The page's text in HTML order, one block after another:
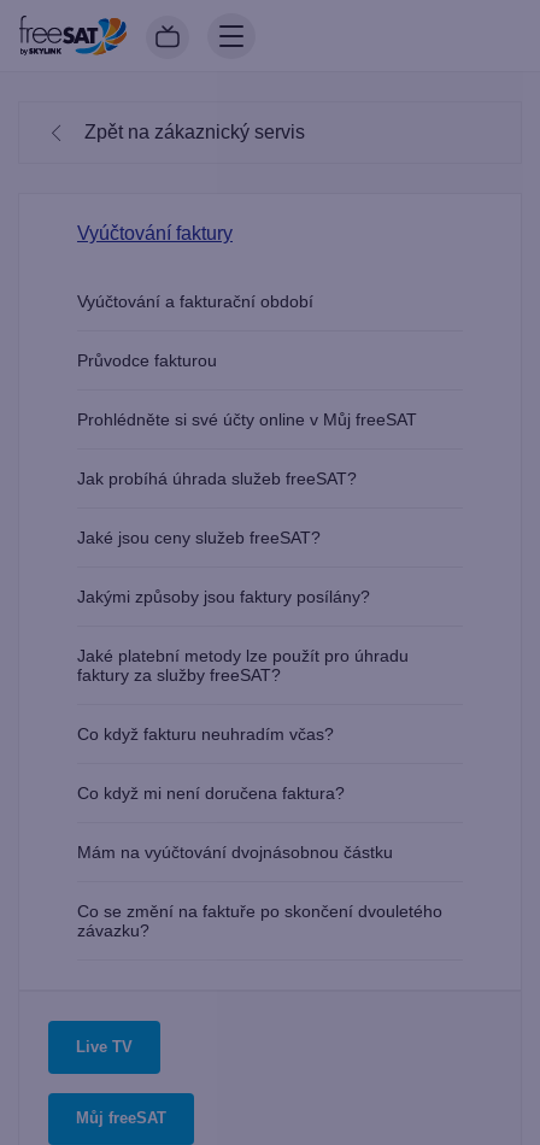
Zpět na zákaznický servis
Vyúčtování faktury
Vyúčtování a fakturační období
Průvodce fakturou
Prohlédněte si své účty online v Můj freeSAT
Jak probíhá úhrada služeb freeSAT?
Jaké jsou ceny služeb freeSAT?
Jakými způsoby jsou faktury posílány?
Jaké platební metody lze použít pro úhradu
faktury za služby freeSAT?
Co když fakturu neuhradím včas?
Co když mi není doručena faktura?
Mám na vyúčtování dvojnásobnou částku
Co se změní na faktuře po skončení dvouletého
závazku?
Live TV
Můj freeSAT